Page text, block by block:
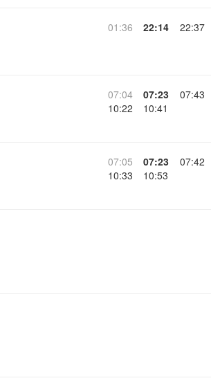
01:36 22:14 22:37
07:04 07:23 07:43
10:22
10:41
07:05 07:23 07:42
10:33
10:53